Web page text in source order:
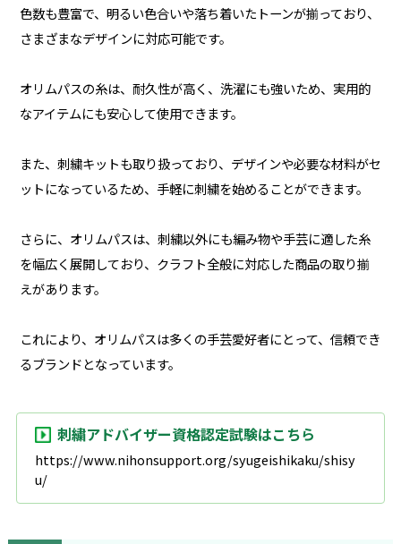
色数も豊富で、明るい色合いや落ち着いたトーンが揃っており、
さまざまなデザインに対応可能です。
オリムパスの糸は、耐久性が高く、洗濯にも強いため、実用的
なアイテムにも安心して使用できます。
また、刺繍キットも取り扱っており、デザインや必要な材料がセ
ットになっているため、手軽に刺繍を始めることができます。
さらに、オリムパスは、刺繍以外にも編み物や手芸に適した糸
を幅広く展開しており、クラフト全般に対応した商品の取り揃
えがあります。
これにより、オリムパスは多くの手芸愛好者にとって、信頼でき
るブランドとなっています。
刺繍アドバイザー資格認定試験はこちら
https://www.nihonsupport.org/syugeishikaku/shisy
u/